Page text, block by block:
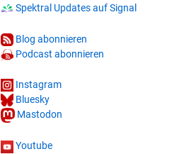
Spektral Updates auf Signal
Blog abonnieren
Podcast abonnieren
Instagram
Bluesky
Mastodon
Youtube